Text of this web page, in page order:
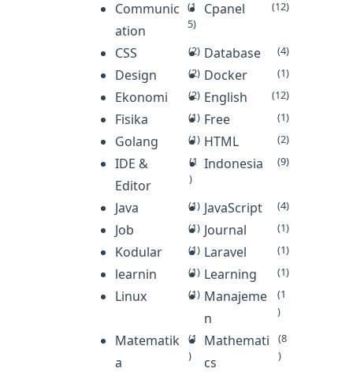
Instrumen
Penelitia…
aplikasi Android
dengan
menggunakan
block
programmi…
Communic
ation
(1
5)
Cpanel (12)
CSS (2) Database (4)
Design (2) Docker (1)
Ekonomi (2) English (12)
Fisika (1) Free (1)
Golang (1) HTML (2)
IDE &
Editor
(1
)
Indonesia (9)
Java (1) JavaScript (4)
Job (1) Journal (1)
Kodular (1) Laravel (1)
learnin (1) Learning (1)
Linux (1) Manajeme
n
(1
)
Matematik
a
(1
)
Mathemati
cs
(8
)